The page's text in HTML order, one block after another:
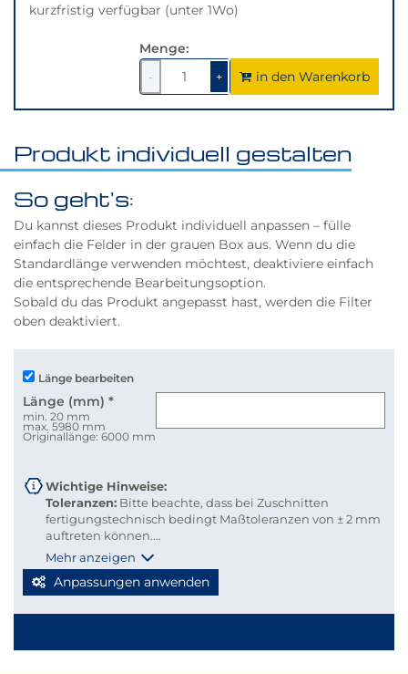
kurzfristig verfügbar (unter 1Wo)
Menge:
-
1
verringern
+1um
1
erhöhen
in den Warenkorb
Produkt individuell gestalten
So geht's:
Du kannst dieses Produkt individuell anpassen – fülle
einfach die Felder in der grauen Box aus. Wenn du die
Standardlänge verwenden möchtest, deaktiviere einfach
die entsprechende Bearbeitungsoption.
Sobald du das Produkt angepasst hast, werden die Filter
oben deaktiviert.
Länge bearbeiten
Länge (mm) *
min. 20 mm
max. 5980 mm
Originallänge: 6000 mm
Wichtige Hinweise:
Toleranzen: Bitte beachte, dass bei Zuschnitten
fertigungstechnisch bedingt Maßtoleranzen von ± 2 mm
auftreten können.
Versandkosten:Damit du Versandkosten sparen und
deine Bestellung bequem per Paketdienst geliefert
werden kann, beachte bitte folgende Richtlinien für
Stabmaterial: maximal 2.000 mm Länge
Berechnung: 2 × Breite + 1 × längste Seite (max. 2.000
Mehr anzeigen
Anpassungen anwenden